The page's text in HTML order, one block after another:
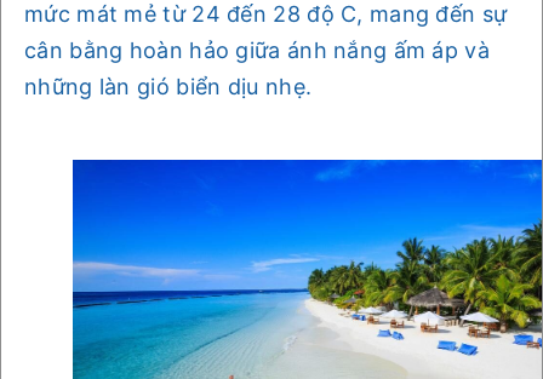
mức mát mẻ từ 24 đến 28 độ C, mang đến sự
cân bằng hoàn hảo giữa ánh nắng ấm áp và
những làn gió biển dịu nhẹ.